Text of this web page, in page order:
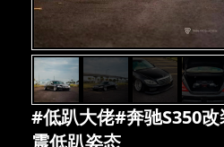
#低趴大佬#奔驰S350
震低趴姿态